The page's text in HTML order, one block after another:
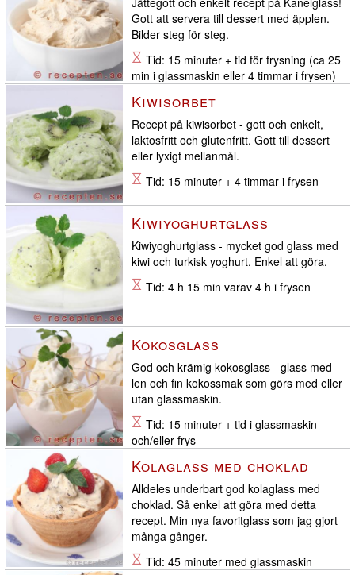
Gott att servera till dessert med äpplen.
Bilder steg för steg.
Tid: 15 minuter + tid för frysning (ca 25
min i glassmaskin eller 4 timmar i frysen)
Kiwisorbet
Recept på kiwisorbet - gott och enkelt,
laktosfritt och glutenfritt. Gott till dessert
eller lyxigt mellanmål.
Tid: 15 minuter + 4 timmar i frysen
Kiwiyoghurtglass
Kiwiyoghurtglass - mycket god glass med
kiwi och turkisk yoghurt. Enkel att göra.
Tid: 4 h 15 min varav 4 h i frysen
Kokosglass
God och krämig kokosglass - glass med
len och fin kokossmak som görs med eller
utan glassmaskin.
Tid: 15 minuter + tid i glassmaskin
och/eller frys
Kolaglass med choklad
Alldeles underbart god kolaglass med
choklad. Så enkel att göra med detta
recept. Min nya favoritglass som jag gjort
många gånger.
Tid: 45 minuter med glassmaskin